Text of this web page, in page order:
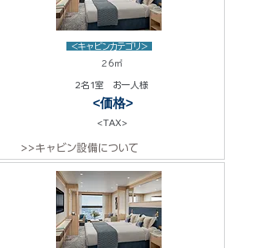
<キャビンカテゴリ>
26㎡
2名1室 お一人様
<価格>
<TAX>
>>キャビン設備について